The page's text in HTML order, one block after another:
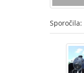
Sporočila: